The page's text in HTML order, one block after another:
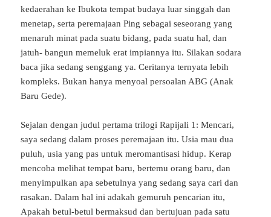
kedaerahan ke Ibukota tempat budaya luar singgah dan
menetap, serta peremajaan Ping sebagai seseorang yang
menaruh minat pada suatu bidang, pada suatu hal, dan
jatuh- bangun memeluk erat impiannya itu. Silakan sodara
baca jika sedang senggang ya. Ceritanya ternyata lebih
kompleks. Bukan hanya menyoal persoalan ABG (Anak
Baru Gede).
Sejalan dengan judul pertama trilogi Rapijali 1: Mencari,
saya sedang dalam proses peremajaan itu. Usia mau dua
puluh, usia yang pas untuk meromantisasi hidup. Kerap
mencoba melihat tempat baru, bertemu orang baru, dan
menyimpulkan apa sebetulnya yang sedang saya cari dan
rasakan. Dalam hal ini adakah gemuruh pencarian itu,
Apakah betul-betul bermaksud dan bertujuan pada satu